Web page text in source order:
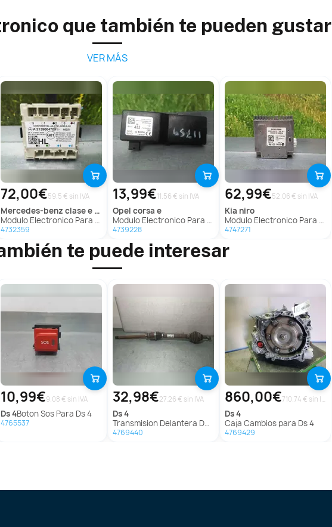
que también te pueden gustar
VER MÁS
72,00€59.5 € sin IVA
mercedes-benz clase e lim. (w213)
Modulo Electronico Para Mercedes Clase E Lim.
4732359
13,99€11.56 € sin IVA
opel corsa e
Modulo Electronico Para Opel Corsa E
4739228
62,99€52.06 € sin IVA
kia niro
Modulo Electronico Para Kia Niro
4747271
te puede interesar
10,99€9.08 € sin IVA
ds4 Boton Sos Para Ds 4
4765537
32,98€27.26 € sin IVA
ds4
Transmision Delantera Derecha Para Ds 4
4769440
860,00€ 710.74 € sin IVA
ds4
Caja Cambios para Ds 4
4769429